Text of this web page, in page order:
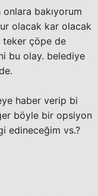
bakıyorum
olacak kar olacak
çöpe de
bu olay. belediye
haber verip bi
böyle bir opsiyon
edineceğim vs.?